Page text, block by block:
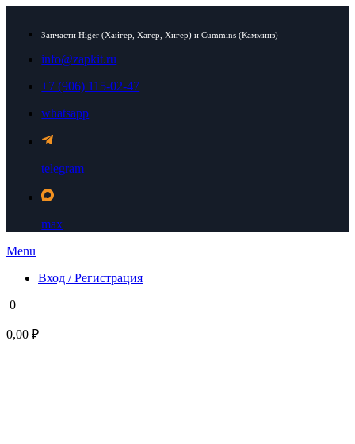
Запчасти Higer (Хайгер, Хагер, Хигер) и Cummins (Камминз)
info@zapkit.ru
+7 (906) 115-02-47
whatsapp
telegram
max
Menu
Вход / Регистрация
0
0,00 ₽